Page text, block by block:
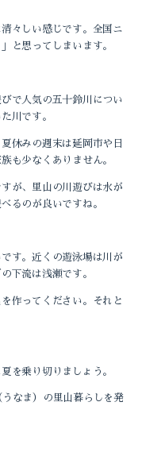
々しい感じです。全国ニ
と思ってしまいます。
で人気の五十鈴川につい
川です。
休みの週末は延岡市や日
も少なくありません。
が、里山の川遊びは水が
るのが良いですね。
す。近くの遊泳場は川が
下流は浅瀬です。
作ってください。それと
を乗り切りましょう。
なま）の里山暮らしを発